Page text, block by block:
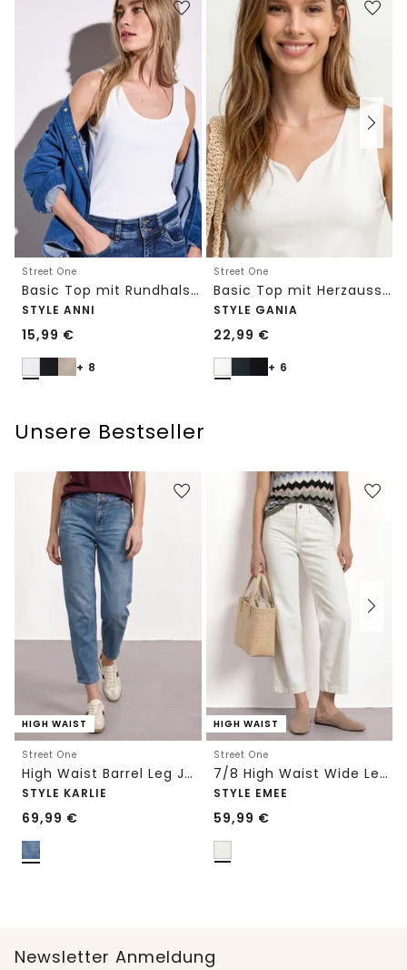
Street One
Basic Top mit Rundhals in Unifarbe
STYLE ANNI
15,99 €
+ 8
Street One
Basic Top mit Herzausschnitt
STYLE GANIA
22,99 €
+ 6
Unsere Bestseller
HIGH WAIST
Street One
High Waist Barrel Leg Jeans im Loose Fit
STYLE KARLIE
69,99 €
HIGH WAIST
Street One
7/8 High Waist Wide Leg Jeans im Loose Fit
STYLE EMEE
59,99 €
Newsletter Anmeldung